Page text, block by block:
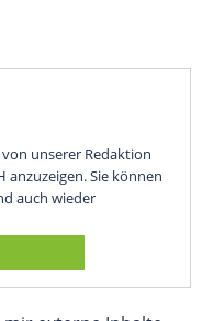
unserer Redaktion
Sie können
auch wieder